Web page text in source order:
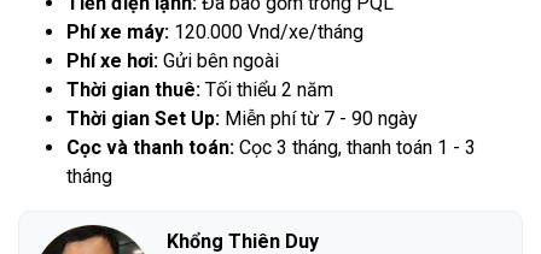
Phí xe máy: 120.000 Vnd/xe/tháng
Phí xe hơi: Gửi bên ngoài
Thời gian thuê: Tối thiểu 2 năm
Thời gian Set Up: Miễn phí từ 7 - 90 ngày
Cọc và thanh toán: Cọc 3 tháng, thanh toán 1 - 3
tháng
Khổng Thiên Duy